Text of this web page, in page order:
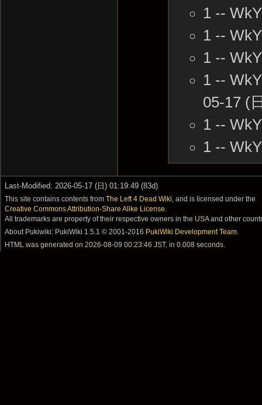
1 --
1 --
1 --
1 --
05-17 (
1 --
1 --
Last-Modified: 2026-05-17 (日) 01:19:49 (83d)
This site contains contents fromThe Left 4 Dead Wiki , and is licensed under the
Creative Commons Attribution-Share Alike License
All trademarks are property of their respective owners in the USA and other
About Pukiwiki: PukiWiki 1.5.1 © 2001-2016 PukiWiki Development Team
HTML was generated on2026-08-09 00:23:46 JST, in 0.008 seconds.